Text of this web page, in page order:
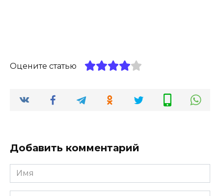
Оцените статью
Добавить комментарий
Имя
*